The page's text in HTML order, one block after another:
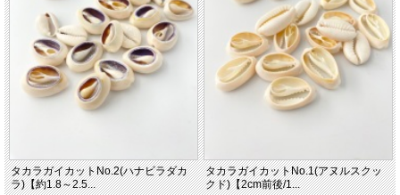
タカラガイカットNo.2(ハナビラダカ
ラ)【約1.8～2.5...
タカラガイカットNo.1(アヌルスクッ
クド)【2cm前後/1...